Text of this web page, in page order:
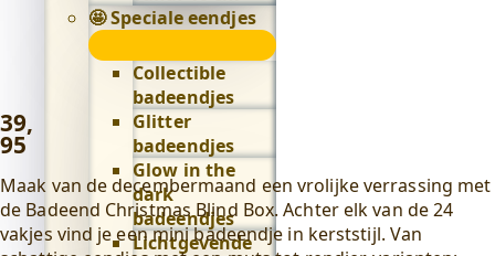
🤩 Speciale eendjes
Speciale
eendjes
submenu
Collectible
badeendjes
Glitter
badeendjes
Glow in the
dark
badeendjes
Lichtgevende
39,
95
Maak van de decembermaand een vrolijke verrassing met
de Badeend Christmas Blind Box. Achter elk van de 24
vakjes vind je een mini badeendje in kerststijl. Van